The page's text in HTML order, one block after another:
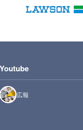
Youtube
広報